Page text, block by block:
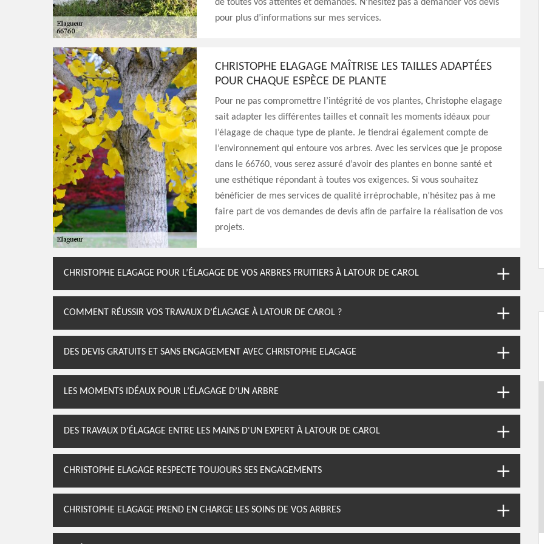
de toutes vos attentes et demandes. N’hésitez pas à demander vos devis
pour plus d’informations sur mes services.
CHRISTOPHE ELAGAGE MAÎTRISE LES TAILLES ADAPTÉES
POUR CHAQUE ESPÈCE DE PLANTE
Pour ne pas compromettre l’intégrité de vos plantes, Christophe elagage
sait adapter les différentes tailles et connaît les moments idéaux pour
l’élagage de chaque type de plante. Je tiendrai également compte de
l’environnement qui entoure vos arbres. Avec les services que je propose
dans le 66760, vous serez assuré d’avoir des plantes en bonne santé et
une esthétique répondant à toutes vos exigences. Si vous souhaitez
bénéficier de mes services de qualité irréprochable, n’hésitez pas à me
faire part de vos demandes de devis afin de parfaire la réalisation de vos
projets.
CHRISTOPHE ELAGAGE POUR L’ÉLAGAGE DE VOS ARBRES FRUITIERS À LATOUR DE CAROL
COMMENT RÉUSSIR VOS TRAVAUX D’ÉLAGAGE À LATOUR DE CAROL ?
DES DEVIS GRATUITS ET SANS ENGAGEMENT AVEC CHRISTOPHE ELAGAGE
LES MOMENTS IDÉAUX POUR L’ÉLAGAGE D’UN ARBRE
DES TRAVAUX D'ÉLAGAGE ENTRE LES MAINS D'UN EXPERT À LATOUR DE CAROL
CHRISTOPHE ELAGAGE RESPECTE TOUJOURS SES ENGAGEMENTS
CHRISTOPHE ELAGAGE PREND EN CHARGE LES SOINS DE VOS ARBRES